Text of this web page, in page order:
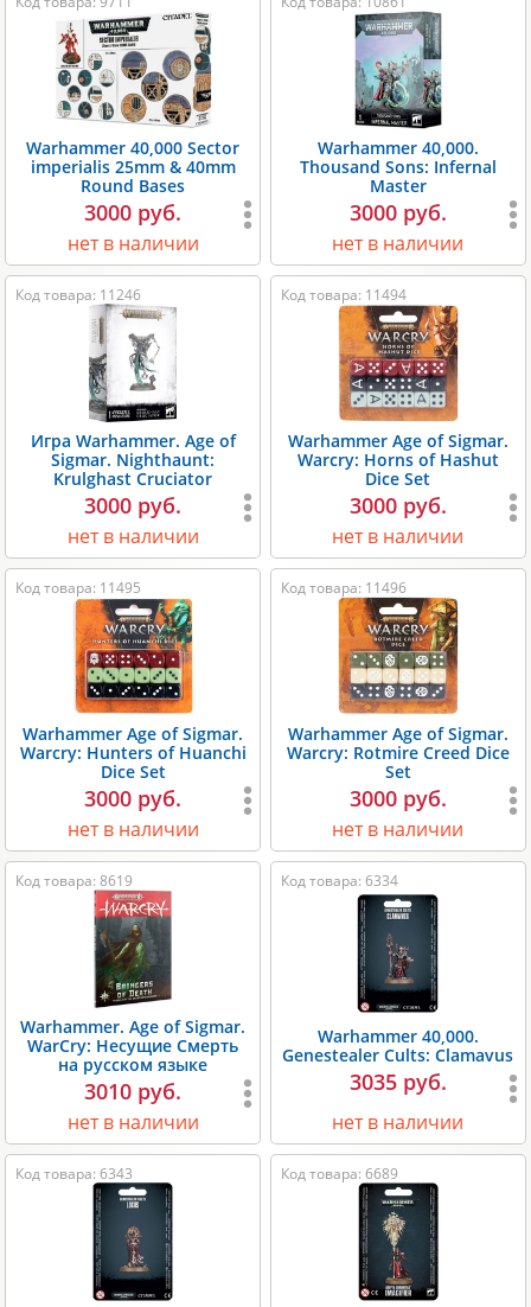
Warhammer 40,000 Sector
imperialis 25mm & 40mm
Round Bases
3000 руб.
нет в наличии
Warhammer 40,000.
Thousand Sons: Infernal
Master
3000 руб.
нет в наличии
Код товара: 11246
Игра Warhammer. Age of
Sigmar. Nighthaunt:
Krulghast Cruciator
3000 руб.
нет в наличии
Код товара: 11494
Warhammer Age of Sigmar.
Warcry: Horns of Hashut
Dice Set
3000 руб.
нет в наличии
Код товара: 11495
Warhammer Age of Sigmar.
Warcry: Hunters of Huanchi
Dice Set
3000 руб.
нет в наличии
Код товара: 11496
Warhammer Age of Sigmar.
Warcry: Rotmire Creed Dice
Set
3000 руб.
нет в наличии
Код товара: 8619
Warhammer. Age of Sigmar.
WarCry: Несущие Смерть
на русском языке
3010 руб.
нет в наличии
Код товара: 6334
Warhammer 40,000.
Genestealer Cults: Clamavus
3035 руб.
нет в наличии
Код товара: 6343 Код товара: 6689